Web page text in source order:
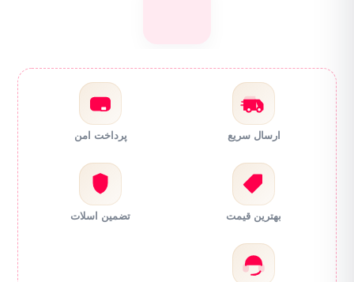
ارسال سریع پرداخت امن
بهترین قیمت تضمین اسلات